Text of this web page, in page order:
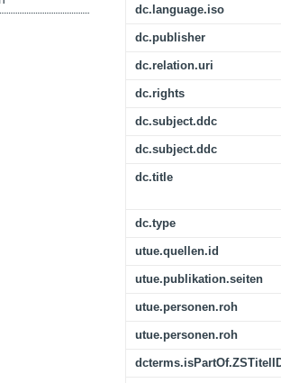
dc.language.iso
dc.publisher
dc.relation.uri
dc.rights
dc.subject.ddc
dc.subject.ddc
dc.title
dc.type
utue.quellen.id
utue.publikation.seiten
utue.personen.roh
utue.personen.roh